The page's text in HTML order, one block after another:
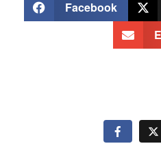
Facebook